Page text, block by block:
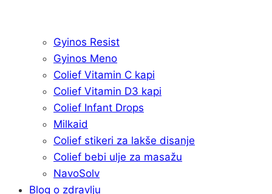
Gyinos Resist
Gyinos Meno
Colief Vitamin C kapi
Colief Vitamin D3 kapi
Colief Infant Drops
Milkaid
Colief stikeri za lakše disanje
Colief bebi ulje za masažu
NavoSolv
Blog o zdravlju